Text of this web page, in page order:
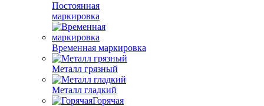
Постоянная
маркировка
Временная маркировка
Металл грязный
Металл гладкий
Горячая